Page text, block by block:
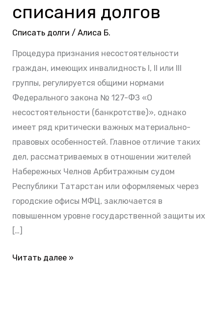
списания долгов
Списать долги /Алиса Б.
Процедура признания несостоятельности
граждан, имеющих инвалидность I, II или III
группы, регулируется общими нормами
Федерального закона № 127-ФЗ «О
несостоятельности (банкротстве)», однако
имеет ряд критически важных материально-
правовых особенностей. Главное отличие таких
дел, рассматриваемых в отношении жителей
Набережных Челнов Арбитражным судом
Республики Татарстан или оформляемых через
городские офисы МФЦ, заключается в
повышенном уровне государственной защиты их
[…]
бесплатного
списания
долгов
Читать далее »